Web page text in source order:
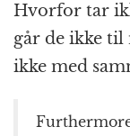
Hvorfor tar
går de ikke
ikke med